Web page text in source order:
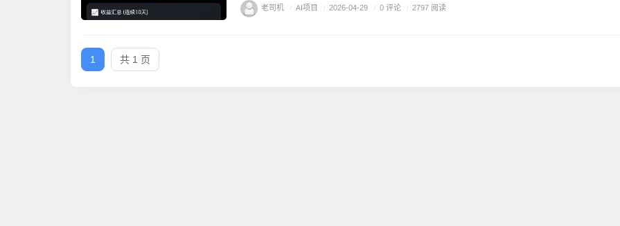
老司机 / AI项目 / 2026-04-29 / 0 评论 / 2797 阅读
1 共 1 页